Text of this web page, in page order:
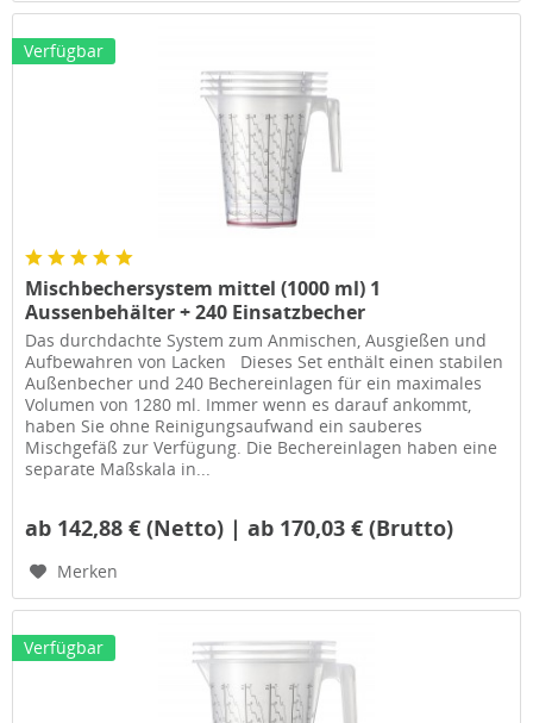
Verfügbar
Mischbechersystem mittel (1000 ml) 1
Aussenbehälter + 240 Einsatzbecher
Das durchdachte System zum Anmischen, Ausgießen und
Aufbewahren von Lacken Dieses Set enthält einen stabilen
Außenbecher und 240 Bechereinlagen für ein maximales
Volumen von 1280 ml. Immer wenn es darauf ankommt,
haben Sie ohne Reinigungsaufwand ein sauberes
Mischgefäß zur Verfügung. Die Bechereinlagen haben eine
separate Maßskala in...
ab 142,88 € (Netto) | ab 170,03 € (Brutto)
Merken
Verfügbar